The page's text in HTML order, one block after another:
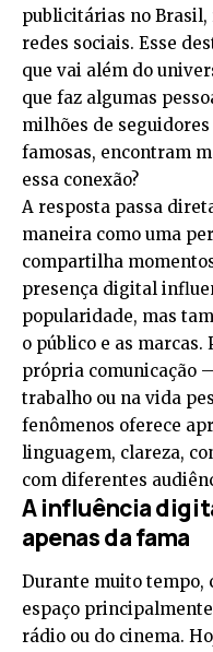
publicitárias no Brasil,
redes sociais. Esse
que vai além do
que faz algumas
milhões de
famosas, encontram
essa conexão?
A resposta passa
maneira como uma
compartilha
presença digital
popularidade, mas
o público e as
própria comunicação
trabalho ou na vida
fenômenos oferece
linguagem, clareza,
com diferentes
A influência
apenas da fama
Durante muito tempo,
espaço
rádio ou do cinema.